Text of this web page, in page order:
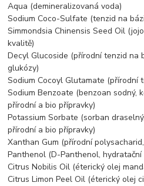
Aqua (demineralizovaná voda)
Sodium Coco-Sulfate (tenzid na
Simmondsia Chinensis Seed Oil
kvalitě)
Decyl Glucoside (přírodní tenzid na
glukózy)
Sodium Cocoyl Glutamate (přírodní
Sodium Benzoate (benzoan sodný,
přírodní a bio přípravky)
Potassium Sorbate (sorban
přírodní a bio přípravky)
Xanthan Gum (přírodní
Panthenol (D-Panthenol, hydratační
Citrus Nobilis Oil (éterický olej
Citrus Limon Peel Oil (éterický olej